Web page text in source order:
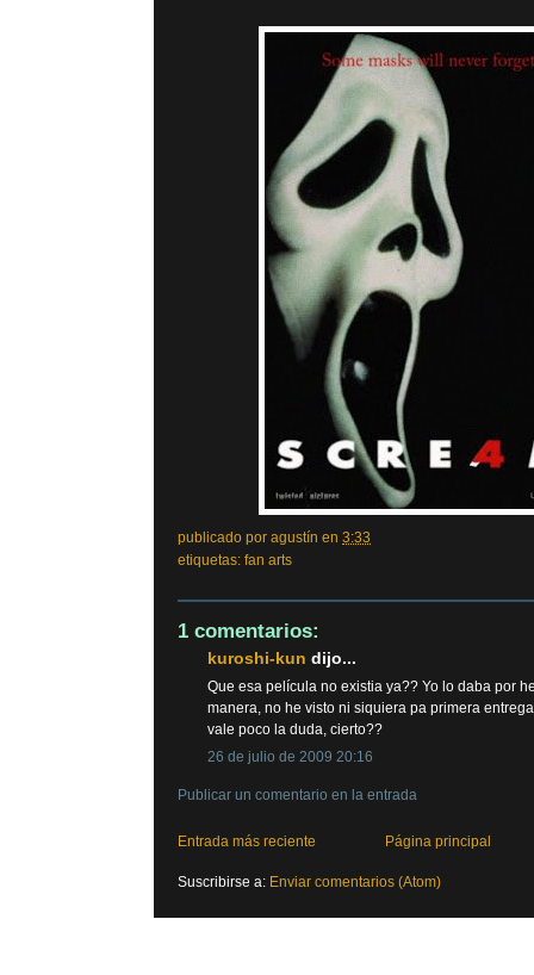
publicado por agustín en 3:33
etiquetas: fan arts
1 comentarios:
kuroshi-kun dijo...
Que esa película no existia ya?? Yo lo daba por
manera, no he visto ni siquiera pa primera
vale poco la duda, cierto??
26 de julio de 2009 20:16
Publicar un comentario en la entrada
Entrada más reciente Página principal
Suscribirse a: Enviar comentarios (Atom)